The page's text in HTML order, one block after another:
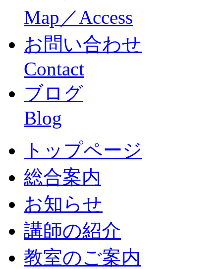
Map／Access
お問い合わせ
Contact
ブログ
Blog
トップページ
総合案内
お知らせ
講師の紹介
教室のご案内